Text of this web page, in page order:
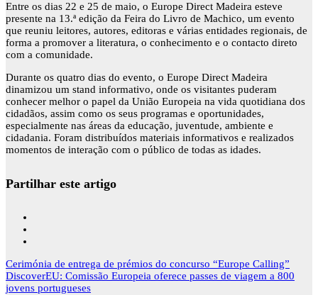
Entre os dias 22 e 25 de maio, o Europe Direct Madeira esteve
presente na 13.ª edição da Feira do Livro de Machico, um evento
que reuniu leitores, autores, editoras e várias entidades regionais, de
forma a promover a literatura, o conhecimento e o contacto direto
com a comunidade.
Durante os quatro dias do evento, o Europe Direct Madeira
dinamizou um stand informativo, onde os visitantes puderam
conhecer melhor o papel da União Europeia na vida quotidiana dos
cidadãos, assim como os seus programas e oportunidades,
especialmente nas áreas da educação, juventude, ambiente e
cidadania. Foram distribuídos materiais informativos e realizados
momentos de interação com o público de todas as idades.
Partilhar este artigo
Navegação
de
artigos
Cerimónia de entrega de prémios do concurso “Europe Calling”
DiscoverEU: Comissão Europeia oferece passes de viagem a 800
jovens portugueses